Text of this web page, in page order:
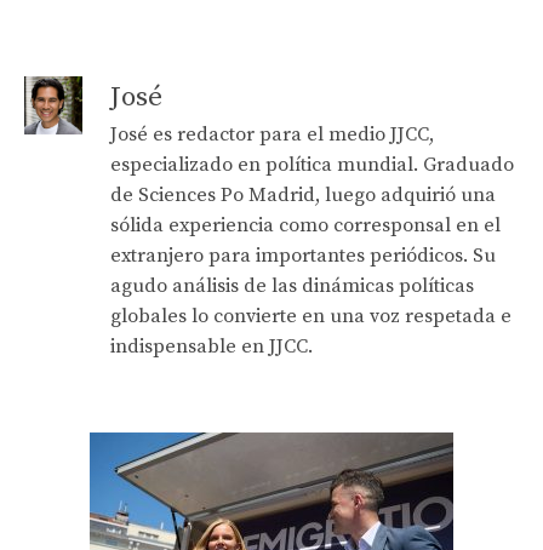
José
José es redactor para el medio JJCC,
especializado en política mundial. Graduado
de Sciences Po Madrid, luego adquirió una
sólida experiencia como corresponsal en el
extranjero para importantes periódicos. Su
agudo análisis de las dinámicas políticas
globales lo convierte en una voz respetada e
indispensable en JJCC.